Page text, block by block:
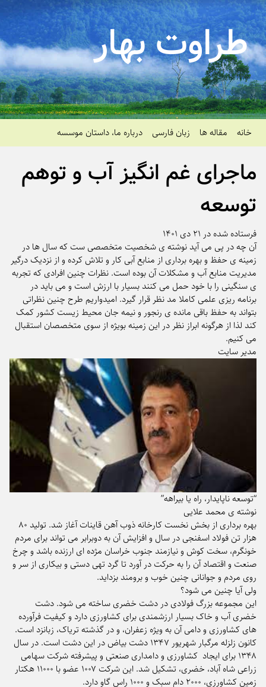
طراوت بهار
خانه مقاله ها زبان فارسی درباره ما، داستان موسسه
ماجرای غم انگیز آب و توهم
توسعه
فرستاده شده در ۲۱ دی ۱۴۰۱
آن چه در پی می آید نوشته ی شخصیت متخصصی ست که سال ها در
زمینه ی حفظ و بهره برداری از منابع آبی کار و تلاش کرده و از نزدیک درگیر
مدیریت منابع آب و مشکلات آن بوده است. نظرات چنین افرادی که تجربه
ی سنگینی را با خود حمل می کنند بسیار با ارزش است و می باید در
برنامه ریزی علمی کاملا مد نظر قرار گیرد. امیدواریم طرح چنین نظراتی
بتواند به حفظ باقی مانده ی رنجور و نیمه جان محیط زیست کشور کمک
کند لذا از هرگونه ابراز نظر در این زمینه بویژه از سوی متخصصان استقبال
می کنیم.
مدیر سایت
“توسعه ناپایدار، راه یا بیراهه”
نوشته ی محمد علایی
بهره برداری از بخش نخست کارخانه ذوب آهن قاینات آغاز شد. تولید ۸۰
هزار تن فولاد اسفنجی در سال و افزایش آن به دوبرابر می تواند برای مردم
خونگرم، سخت کوش و نیازمند جنوب خراسان مژده ای ارزنده باشد و چرخ
صنعت و اقتصاد آن را به حرکت در آورد تا گرد تهی دستی و بیکاری از سر و
روی مردم و جوانانی چنین خوب و برومند بزداید.
ولی آیا چنین می شود؟
این مجموعه بزرگ فولادی در دشت خضری ساخته می شود. دشت
خضری آب و خاک بسیار ارزشمندی برای کشاورزی دارد و کیفیت فرآورده
های کشاورزی و دامی آن به ویژه زعفران، و در گذشته تریاک، زبانزد است‌.
کانون زلزله مرگبار شهریور ۱۳۴۷ دشت بیاض در این دشت است. در سال
۱۳۴۸ برای ایجاد کشاورزی و دامداری صنعتی و پیشرفته شرکت سهامی
زراعی شاه آباد، خضری، تشکیل شد. این شرکت ۱۰۰۷ عضو با ۱۱۰۰۰ هکتار
زمین کشاورزی، ۲۰۰۰ دام سبک و ۱۰۰۰ راس گاو دارد.